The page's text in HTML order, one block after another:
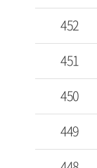
452
451
450
449